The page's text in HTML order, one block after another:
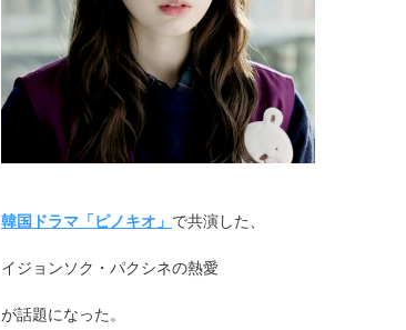
韓国ドラマ「ピノキオ」 で共演した、
イジョンソク・パクシネの熱愛
が話題になった。